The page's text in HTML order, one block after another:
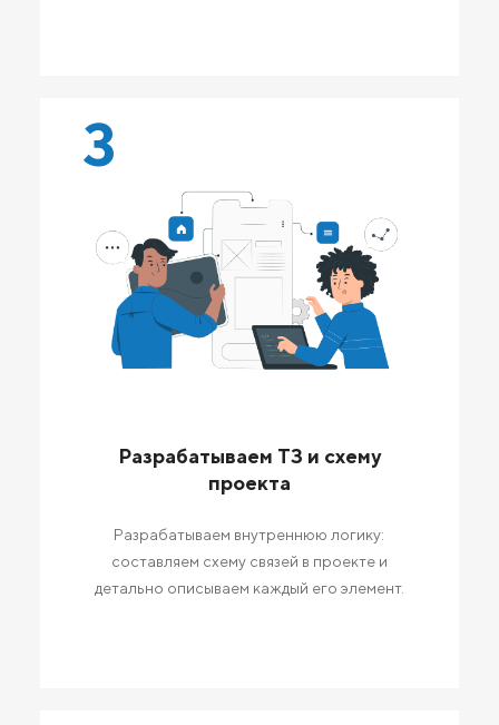
3
Разрабатываем ТЗ и схему
проекта
Разрабатываем внутреннюю логику:
составляем схему связей в проекте и
детально описываем каждый его элемент.